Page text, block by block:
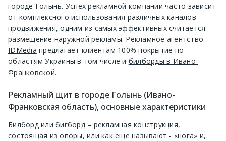
городе Голынь. Успех рекламной компании часто зависит
от комплексного использования различных каналов
продвижения, одним из самых эффективных считается
размещение наружной рекламы. Рекламное агентство
IDMedia предлагает клиентам 100% покрытие по
областям Украины в том числе и билборды в Ивано-
Франковской.
Рекламный щит в городе Голынь (Ивано-
Франковская область), основные характеристики
Билборд или бигборд – рекламная конструкция,
состоящая из опоры, или как еще называют - «нога» и,